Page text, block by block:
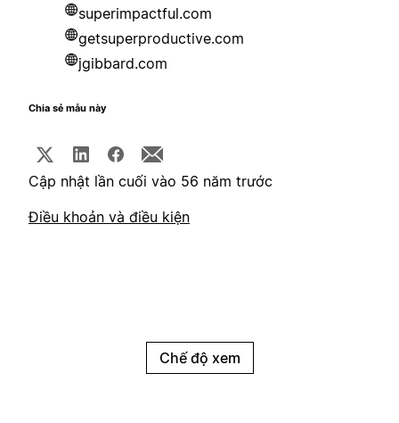
superimpactful.com
getsuperproductive.com
jgibbard.com
Chia sẻ mẫu này
Cập nhật lần cuối vào 56 năm trước
Điều khoản và điều kiện
Chế độ xem